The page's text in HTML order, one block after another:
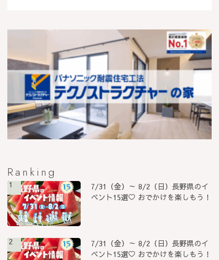
Ranking
1
7/31（金）～ 8/2（日）長野県のイ
ベント15選♡ おでかけを楽しもう！
2
7/31（金）～ 8/2（日）長野県のイ
ベント15選♡ おでかけを楽しもう！